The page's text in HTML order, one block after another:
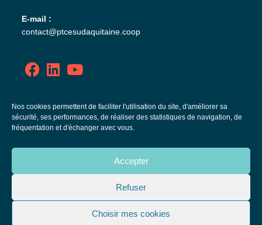
Nos cookies permettent de faciliter l'utilisation du site, d'améliorer sa
sécurité, ses performances, de réaliser des statistiques de navigation, de
fréquentation et d'échanger avec vous.
Accepter
Refuser
Choisir mes cookies
E-mail :
contact@ptcesudaquitaine.coop
Politique de confidentialité
Mentions légales
Plan de site